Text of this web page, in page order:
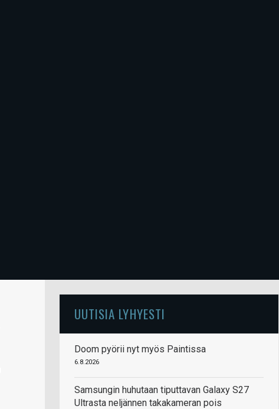
UUTISIA LYHYESTI
Doom pyörii nyt myös Paintissa
6.8.2026
Samsungin huhutaan tiputtavan Galaxy S27
Ultrasta neljännen takakameran pois